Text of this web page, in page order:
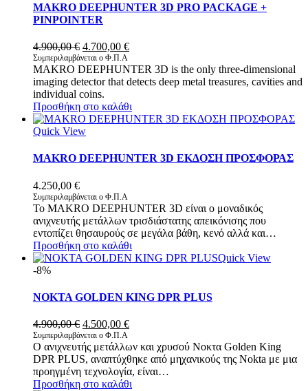
MAKRO DEEPHUNTER 3D PRO PACKAGE +
PINPOINTER
4.900,00€ Original
price
was:
4.900,00 €.
4.700,00 €Η
τιμή
είναι:
Συμπεριλαμβάνεται ο Φ.Π.Α
MAKRO DEEPHUNTER 3D is the only three-dimensional
imaging detector that detects deep metal treasures, cavities and
individual coins.
Προσθήκη στο καλάθι
Quick View
MAKRO DEEPHUNTER 3D ΕΚΔΟΣΗ ΠΡΟΣΦΟΡΑΣ
4.250,00 €
Συμπεριλαμβάνεται ο Φ.Π.Α
Το MAKRO DEEPHUNTER 3D είναι ο μοναδικός
ανιχνευτής μετάλλων τρισδιάστατης απεικόνισης που
εντοπίζει θησαυρούς σε μεγάλα βάθη, κενό αλλά και…
Προσθήκη στο καλάθι
Quick View
-8%
NOKTA GOLDEN KING DPR PLUS
4.900,00€ Original
price
was:
4.900,00 €.
4.500,00 €Η
τιμή
είναι:
4.500,00 €.
Συμπεριλαμβάνεται ο Φ.Π.Α
Ο ανιχνευτής μετάλλων και χρυσού Νοκτα Golden King
DPR PLUS, αναπτύχθηκε από μηχανικούς της Nokta με μια
προηγμένη τεχνολογία, είναι…
Προσθήκη στο καλάθι